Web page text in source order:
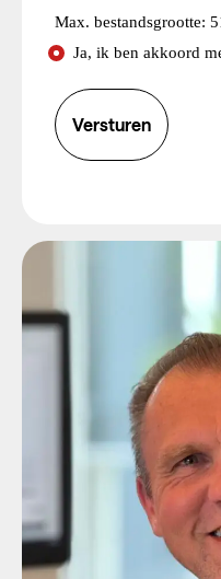
Max. bestandsgrootte:
Consent
Ja, ik ben akkoord